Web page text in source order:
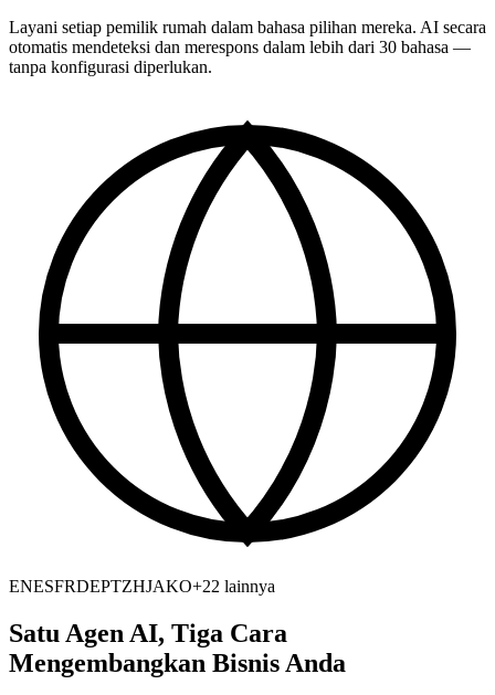
Layani setiap pemilik rumah dalam bahasa pilihan mereka. AI secara
otomatis mendeteksi dan merespons dalam lebih dari 30 bahasa —
tanpa konfigurasi diperlukan.
ENESFRDEPTZHJAKO+22 lainnya
Satu Agen AI, Tiga Cara
Mengembangkan Bisnis Anda